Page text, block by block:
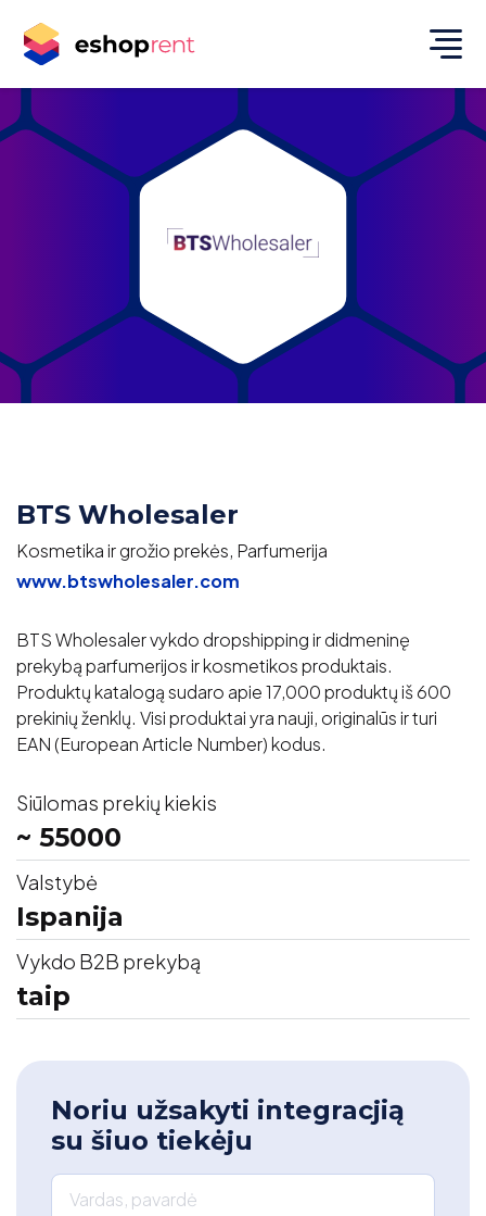
BTS Wholesaler
Kosmetika ir grožio prekės, Parfumerija
www.btswholesaler.com
BTS Wholesaler vykdo dropshipping ir didmeninę
prekybą parfumerijos ir kosmetikos produktais.
Produktų katalogą sudaro apie 17,000 produktų iš 600
prekinių ženklų. Visi produktai yra nauji, originalūs ir turi
EAN (European Article Number) kodus.
Siūlomas prekių kiekis
~ 55000
Valstybė
Ispanija
Vykdo B2B prekybą
taip
Noriu užsakyti integracjią
su šiuo tiekėju
Vardas, pavardė